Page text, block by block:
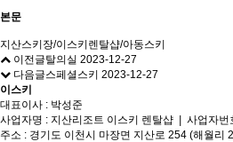
본문
지산스키장/이스키렌탈샵/아동스키
이전글탈의실 2023-12-27
다음글스페셜스키 2023-12-27
이스키
대표이사 : 박성준
사업자명 : 지산리조트 이스키 렌탈샵
사업자번
주소 : 경기도 이천시 마장면 지산로 254 (해월리